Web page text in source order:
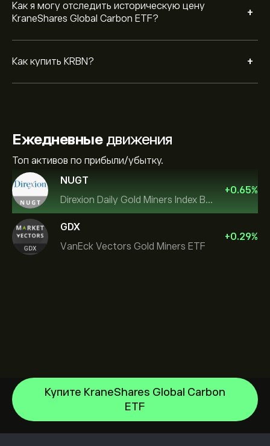
Как я могу отследить историческую цену
KraneShares Global Carbon ETF?
+
Как купить KRBN? +
Ежедневныедвижения
Топ активов по прибыли/убытку.
NUGT
Direxion Daily Gold Miners Index Bull 2X ETF
+0.65%
GDX
VanEck Vectors Gold Miners ETF
+0.29%
Купите KraneShares Global Carbon
ETF
SPDR Gold
Центр помощи